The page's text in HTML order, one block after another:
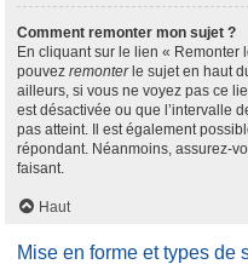
Comment remonter mon sujet ?
En cliquant sur le lien « Remonter
pouvez remonterle sujet en haut
ailleurs, si vous ne voyez pas ce
est désactivée ou que l’intervalle
pas atteint. Il est également
répondant. Néanmoins, assurez-
faisant.
Haut
Mise en forme et types de